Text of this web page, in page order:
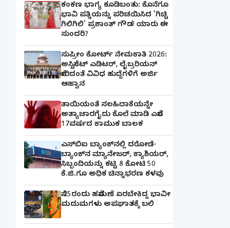
ಕಂಕಣ ಭಾಗ್ಯ ಕೂಡಿಬಂತು: ಕೊನೆಗೂ
ಭಾವಿ ಪತ್ನಿಯನ್ನು ಪರಿಚಯಿಸಿದ 'ಗಿಚ್ಚಿ
ಗಿಲಿಗಿಲಿ' ಪ್ರಶಾಂತ್ ಗೌಡ! ಯಾರು ಈ
ಸುಂದರಿ?
ಸುಪ್ರೀಂ ಕೋರ್ಟ್ ನೇಮಕಾತಿ 2026:
ಅಸಿಸ್ಟೆಂಟ್ ಎಡಿಟರ್, ಲೈಬ್ರರಿಯನ್
ಸೇರಿದಂತೆ ವಿವಿಧ ಹುದ್ದೆಗಳಿಗೆ ಅರ್ಜಿ
ಆಹ್ವಾನ
ತಾಯಿಯಂತೆ ಸಲಹಿದಾಕೆಯನ್ನೇ
ಅತ್ಯಾಚಾರಗೈದು ಕೊಲೆ ಮಾಡಿ ಎಸೆದ
17ವರ್ಷದ ಕಾಮುಕ ಬಾಲಕ
ಎಸ್‌ಬಿಐ ಬ್ಯಾಂಕ್‌ನಲ್ಲಿ‌ ದರೋಡೆ-
ಬ್ಯಾಂಕ್​ನ ಮ್ಯಾನೇಜರ್‌, ಕ್ಯಾಶಿಯರ್‌,
ಸಿಬ್ಬಂದಿಯನ್ನು ಕಟ್ಟಿ 8 ಕೋಟಿ 50
ಕೆ.ಜಿ.ಗೂ ಅಧಿಕ ಚಿನ್ನಾಭರಣ ಕಳವು
ಸೆ.25ರಂದು ಹಸೆಮಣೆ ಏರಬೇಕಿದ್ದ ಭಾವೀ
ಮದುಮಗಳು ಅಪಘಾತಕ್ಕೆ ಬಲಿ